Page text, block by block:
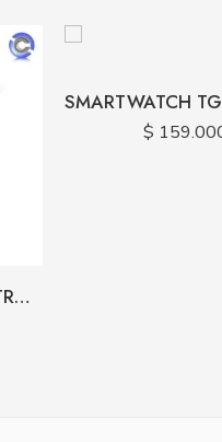
SMARTWATCH S30 ULTRA 7 PULSOS
$